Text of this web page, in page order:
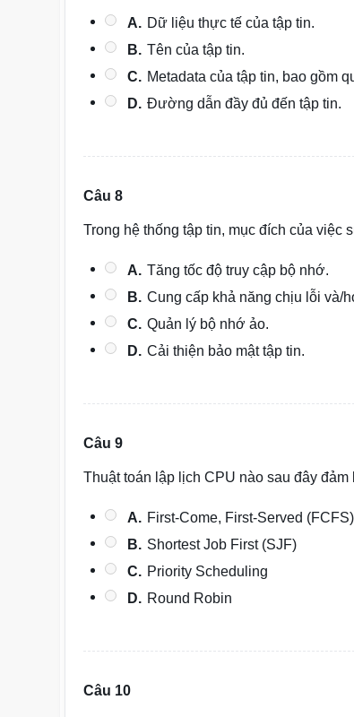
A. Dữ liệu thực tế của tập tin.
B. Tên của tập tin.
C. Metadata của tập tin, bao gồm
D. Đường dẫn đầy đủ đến tập tin.
Câu 8
Trong hệ thống tập tin, mục đích của việc
A. Tăng tốc độ truy cập bộ nhớ.
B. Cung cấp khả năng chịu lỗi và/
C. Quản lý bộ nhớ ảo.
D. Cải thiện bảo mật tập tin.
Câu 9
Thuật toán lập lịch CPU nào sau đây
A. First-Come, First-Served (FCFS)
B. Shortest Job First (SJF)
C. Priority Scheduling
D. Round Robin
Câu 10